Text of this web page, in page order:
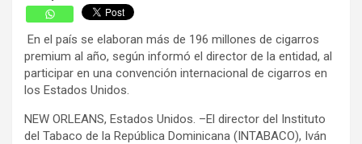
En el país se elaboran más de 196 millones de cigarros
premium al año, según informó el director de la entidad, al
participar en una convención internacional de cigarros en
los Estados Unidos.
NEW ORLEANS, Estados Unidos. –El director del Instituto
del Tabaco de la República Dominicana (INTABACO), Iván